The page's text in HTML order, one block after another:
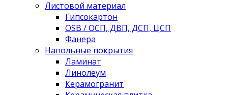
Листовой материал
Гипсокартон
OSB / ОСП, ДВП, ДСП, ЦСП
Фанера
Напольные покрытия
Ламинат
Линолеум
Керамогранит